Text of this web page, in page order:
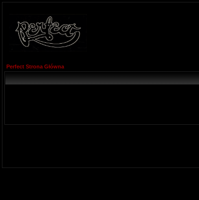
Perfect Strona Główna